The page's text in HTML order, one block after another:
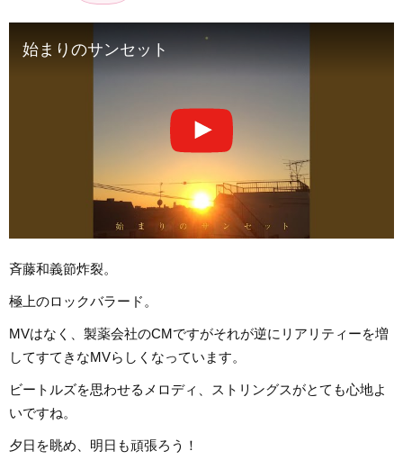
始まりのサンセット
斉藤和義節炸裂。
極上のロックバラード。
MVはなく、製薬会社のCMですがそれが逆にリアリティーを増
してすてきなMVらしくなっています。
ビートルズを思わせるメロディ、ストリングスがとても心地よ
いですね。
夕日を眺め、明日も頑張ろう！